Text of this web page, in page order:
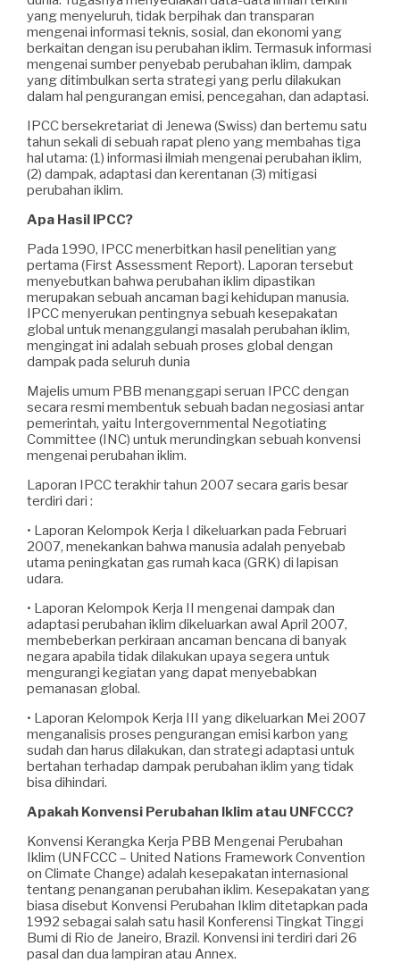
yang menyeluruh, tidak berpihak dan transparan
mengenai informasi teknis, sosial, dan ekonomi yang
berkaitan dengan isu perubahan iklim. Termasuk informasi
mengenai sumber penyebab perubahan iklim, dampak
yang ditimbulkan serta strategi yang perlu dilakukan
dalam hal pengurangan emisi, pencegahan, dan adaptasi.
IPCC bersekretariat di Jenewa (Swiss) dan bertemu satu
tahun sekali di sebuah rapat pleno yang membahas tiga
hal utama: (1) informasi ilmiah mengenai perubahan iklim,
(2) dampak, adaptasi dan kerentanan (3) mitigasi
perubahan iklim.
Apa Hasil IPCC?
Pada 1990, IPCC menerbitkan hasil penelitian yang
pertama (First Assessment Report). Laporan tersebut
menyebutkan bahwa perubahan iklim dipastikan
merupakan sebuah ancaman bagi kehidupan manusia.
IPCC menyerukan pentingnya sebuah kesepakatan
global untuk menanggulangi masalah perubahan iklim,
mengingat ini adalah sebuah proses global dengan
dampak pada seluruh dunia
Majelis umum PBB menanggapi seruan IPCC dengan
secara resmi membentuk sebuah badan negosiasi antar
pemerintah, yaitu Intergovernmental Negotiating
Committee (INC) untuk merundingkan sebuah konvensi
mengenai perubahan iklim.
Laporan IPCC terakhir tahun 2007 secara garis besar
terdiri dari :
• Laporan Kelompok Kerja I dikeluarkan pada Februari
2007, menekankan bahwa manusia adalah penyebab
utama peningkatan gas rumah kaca (GRK) di lapisan
udara.
• Laporan Kelompok Kerja II mengenai dampak dan
adaptasi perubahan iklim dikeluarkan awal April 2007,
membeberkan perkiraan ancaman bencana di banyak
negara apabila tidak dilakukan upaya segera untuk
mengurangi kegiatan yang dapat menyebabkan
pemanasan global.
• Laporan Kelompok Kerja III yang dikeluarkan Mei 2007
menganalisis proses pengurangan emisi karbon yang
sudah dan harus dilakukan, dan strategi adaptasi untuk
bertahan terhadap dampak perubahan iklim yang tidak
bisa dihindari.
Apakah Konvensi Perubahan Iklim atau UNFCCC?
Konvensi Kerangka Kerja PBB Mengenai Perubahan
Iklim (UNFCCC – United Nations Framework Convention
on Climate Change) adalah kesepakatan internasional
tentang penanganan perubahan iklim. Kesepakatan yang
biasa disebut Konvensi Perubahan Iklim ditetapkan pada
1992 sebagai salah satu hasil Konferensi Tingkat Tinggi
Bumi di Rio de Janeiro, Brazil. Konvensi ini terdiri dari 26
pasal dan dua lampiran atau Annex.